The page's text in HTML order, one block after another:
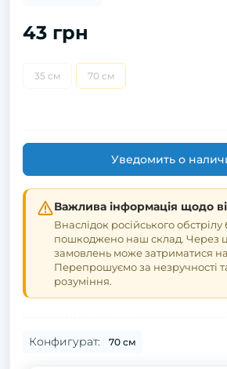
43 грн
35 см 70 см
Уведомить о
Важлива інформація щодо
Внаслідок російського обстрілу
пошкоджено наш склад. Через
замовлень може затриматися на
Перепрошуємо за незручності
розуміння.
Конфигурат: 70 см